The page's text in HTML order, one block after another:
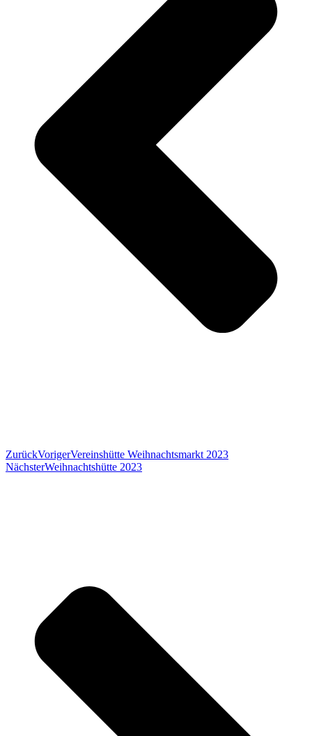
ZurückVorigerVereinshütte Weihnachtsmarkt 2023
NächsterWeihnachtshütte 2023